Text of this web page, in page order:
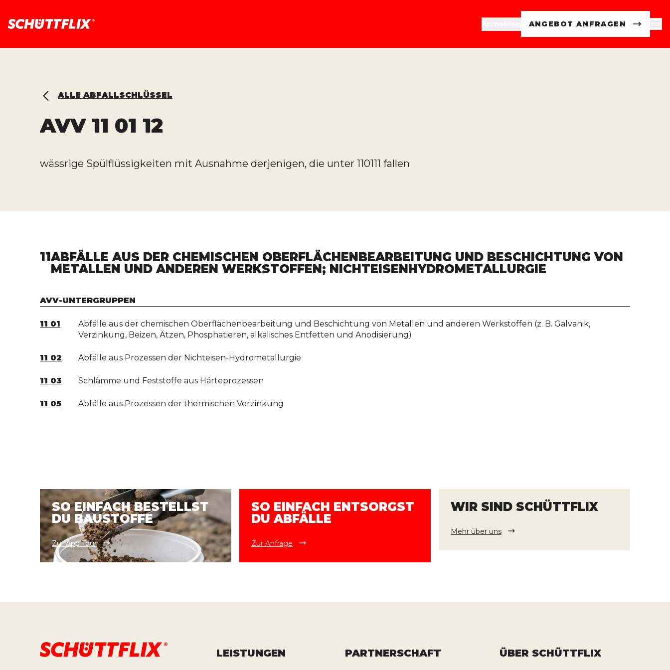
ANGEBOT ANFRAGEN
ALLE ABFALLSCHLÜSSEL
AVV 11 01 12
wässrige Spülflüssigkeiten mit Ausnahme derjenigen, die unter 110111 fallen
11ABFÄLLE AUS DER CHEMISCHEN OBERFLÄCHENBEARBEITUNG UND BESCHICHTUNG VON
METALLEN UND ANDEREN WERKSTOFFEN; NICHTEISENHYDROMETALLURGIE
AVV-UNTERGRUPPEN
11 01
Abfälle aus der chemischen Oberflächenbearbeitung und Beschichtung von Metallen und anderen Werkstoffen (z. B. Galvanik,
Verzinkung, Beizen, Ätzen, Phosphatieren, alkalisches Entfetten und Anodisierung)
11 02 Abfälle aus Prozessen der Nichteisen-Hydrometallurgie
11 03 Schlämme und Feststoffe aus Härteprozessen
11 05 Abfälle aus Prozessen der thermischen Verzinkung
SO EINFACH BESTELLST
DU BAUSTOFFE
Zur App Tour
SO EINFACH ENTSORGST
DU ABFÄLLE
Zur Anfrage
WIR SIND SCHÜTTFLIX
Mehr über uns
LEISTUNGEN PARTNERSCHAFT ÜBER SCHÜTTFLIX